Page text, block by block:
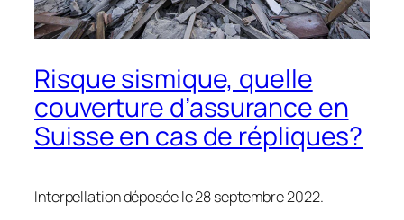
Risque sismique, quelle
couverture d’assurance en
Suisse en cas de répliques?
Interpellation déposée le 28 septembre 2022.